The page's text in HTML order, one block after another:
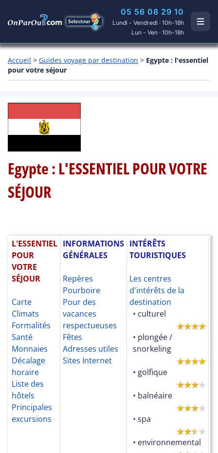
05 56 08 29 10
Lundi - Vendredi · 10h-18h
Lun - Ven · 10h-18h
Accueil > Guides voyage par destination > Egypte : l'essentiel
pour votre séjour
Egypte : L'ESSENTIEL POUR VOTRE
SÉJOUR
L'ESSENTIEL
POUR
VOTRE
SÉJOUR
Carte
Climats
Formalités
Santé
Monnaies
Décalage
horaire
Liste des
hôtels
Principales
excursions
INFORMATIONS
GÉNÉRALES
Repères
Pourboire
Pour des
vacances
respectueuses
Fêtes
Adresses utiles
Sites Internet
INTÉRÊTS
TOURISTIQUES
Les centres
d'intérêts de la
destination
• culturel
• plongée /
snorkeling
• golfique
• balnéaire
• spa
• environnemental